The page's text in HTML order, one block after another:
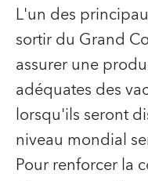
L'un des
sortir du Grand
assurer une
adéquates des
lorsqu'ils seront
niveau mondial
Pour renforcer la